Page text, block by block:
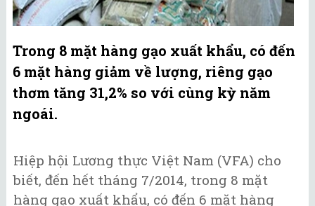
Trong 8 mặt hàng gạo xuất khẩu, có đến
6 mặt hàng giảm về lượng, riêng gạo
thơm tăng 31,2% so với cùng kỳ năm
ngoái.
Hiệp hội Lương thực Việt Nam (VFA) cho
biết, đến hết tháng 7/2014, trong 8 mặt
hàng gạo xuất khẩu, có đến 6 mặt hàng